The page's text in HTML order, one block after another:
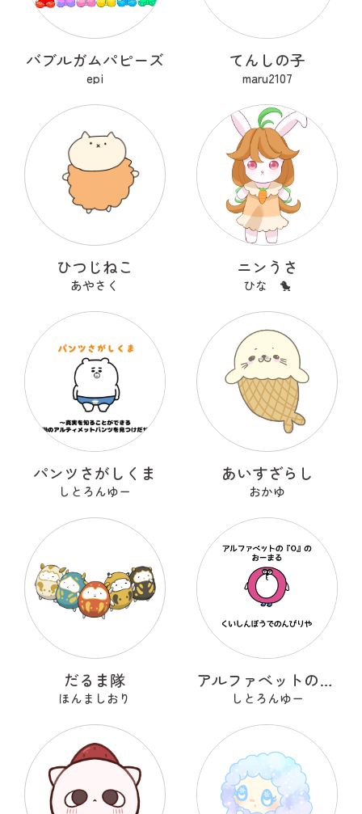
バブルガムパピーズ
epi
てんしの子
maru2107
ひつじねこ
あやさく
ニンうさ
ひな 🐤
パンツさがしくま
しとろんゆー
あいすざらし
おかゆ
だるま隊
ほんましおり
アルファベットのOのおーまる
しとろんゆー